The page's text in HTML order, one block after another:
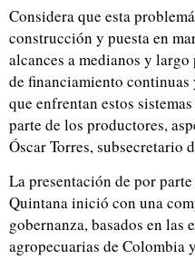
Considera que esta
construcción y puesta en
alcances a medianos y
de financiamiento
que enfrentan estos
parte de los productores,
Óscar Torres, subsecretario
La presentación de por
Quintana inició con una
gobernanza, basados en las
agropecuarias de Colombia